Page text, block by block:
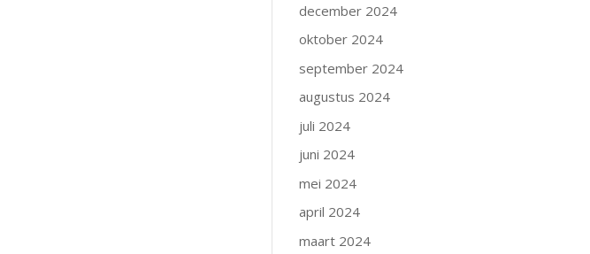
december 2024
oktober 2024
september 2024
augustus 2024
juli 2024
juni 2024
mei 2024
april 2024
maart 2024